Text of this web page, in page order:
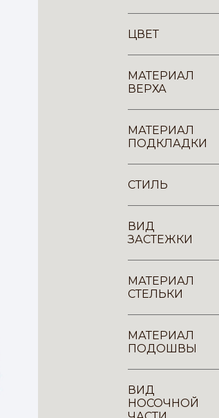
ЦВЕТ
МАТЕРИАЛ
ВЕРХА
МАТЕРИАЛ
ПОДКЛАДКИ
СТИЛЬ
ВИД
ЗАСТЕЖКИ
МАТЕРИАЛ
СТЕЛЬКИ
МАТЕРИАЛ
ПОДОШВЫ
ВИД
НОСОЧНОЙ